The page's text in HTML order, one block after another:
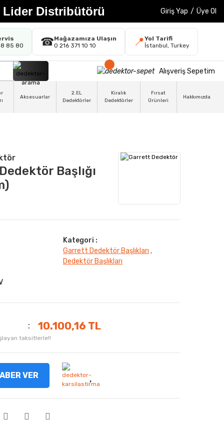
Lider Distribütörü Giriş Yap / Üye Ol
85 80
☎Mağazamıza Ulaşın
0 216 371 10 10
📍Yol Tarifi
İstanbul, Turkey
Alışveriş Sepetim
Aksesuarlar
2.EL
Dedektörler
Kiralık
Dedektörler
Fırsat
Ürünleri
Hakkımızda
Başlığı
Kategori :
Garrett Dedektör Başlıkları ,
Dedektör Başlıkları
10.100,16 TL
taksitlerle!!
VER